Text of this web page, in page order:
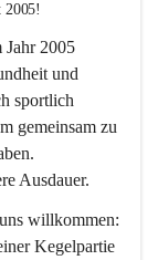
2005!
Jahr 2005
und
sportlich
gemeinsam zu
Ausdauer.
willkommen:
Kegelpartie